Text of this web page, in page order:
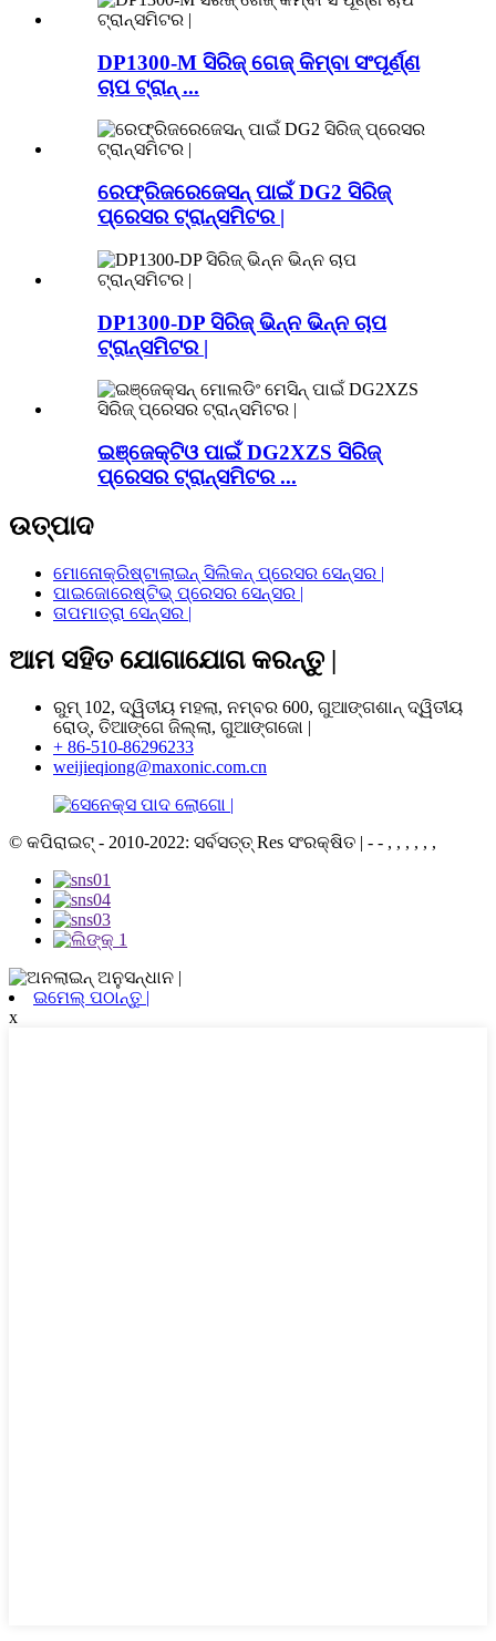
DP1300-M ସିରିଜ୍ ଗେଜ୍ କିମ୍ବା ସଂପୂର୍ଣ୍ଣ
ଚାପ ଟ୍ରାନ୍ ...
ରେଫ୍ରିଜରେଜେସନ୍ ପାଇଁ DG2 ସିରିଜ୍
ପ୍ରେସର ଟ୍ରାନ୍ସମିଟର |
DP1300-DP ସିରିଜ୍ ଭିନ୍ନ ଭିନ୍ନ ଚାପ
ଟ୍ରାନ୍ସମିଟର |
ଇଞ୍ଜେକ୍ଟିଓ ପାଇଁ DG2XZS ସିରିଜ୍
ପ୍ରେସର ଟ୍ରାନ୍ସମିଟର ...
ଉତ୍ପାଦ
ମୋନୋକ୍ରିଷ୍ଟାଲାଇନ୍ ସିଲିକନ୍ ପ୍ରେସର ସେନ୍ସର |
ପାଇଜୋରେଷ୍ଟିଭ୍ ପ୍ରେସର ସେନ୍ସର |
ତାପମାତ୍ରା ସେନ୍ସର |
ଆମ ସହିତ ଯୋଗାଯୋଗ କରନ୍ତୁ |
ରୁମ୍ 102, ଦ୍ୱିତୀୟ ମହଲା, ନମ୍ବର 600, ଗୁଆଙ୍ଗଶାନ୍ ଦ୍ୱିତୀୟ
ରୋଡ୍, ତିଆଙ୍ଗେ ଜିଲ୍ଲା, ଗୁଆଙ୍ଗଜୋ |
+ 86-510-86296233
weijieqiong@maxonic.com.cn
© କପିରାଇଟ୍ - 2010-2022: ସର୍ବସତ୍ତ୍ Res ସଂରକ୍ଷିତ | - - , , , , , ,
ଇମେଲ୍ ପଠାନ୍ତୁ |
x